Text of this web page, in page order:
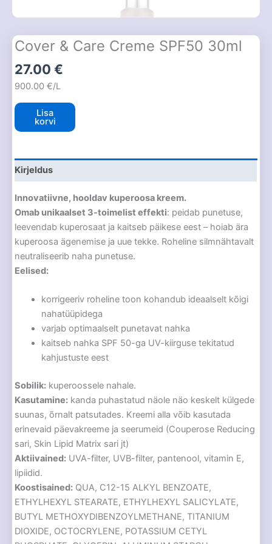
Cover & Care Creme SPF50 30ml
27.00€
900.00 €/L
Lisa
korvi
Kirjeldus
Innovatiivne, hooldav kuperoosa kreem.
Omab unikaalset 3-toimelist effekti: peidab punetuse,
leevendab kuperosaat ja kaitseb päikese eest – hoiab ära
kuperoosa ägenemise ja uue tekke. Roheline silmnähtavalt
neutraliseerib naha punetuse.
Eelised:
korrigeeriv roheline toon kohandub ideaalselt kõigi
nahatüüpidega
varjab optimaalselt punetavat nahka
kaitseb nahka SPF 50-ga UV-kiirguse tekitatud
kahjustuste eest
Sobilik: kuperoossele nahale.
Kasutamine: kanda puhastatud näole näo keskelt külgede
suunas, õrnalt patsutades. Kreemi alla võib kasutada
erinevaid päevakreeme ja seerumeid (Couperose Reducing
sari, Skin Lipid Matrix sari jt)
Aktiivained: UVA-filter, UVB-filter, pantenool, vitamin E,
lipiidid.
Koostisained: QUA, C12-15 ALKYL BENZOATE,
ETHYLHEXYL STEARATE, ETHYLHEXYL SALICYLATE,
BUTYL METHOXYDIBENZOYLMETHANE, TITANIUM
DIOXIDE, OCTOCRYLENE, POTASSIUM CETYL